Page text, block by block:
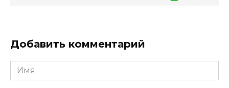
Добавить комментарий
Имя
*